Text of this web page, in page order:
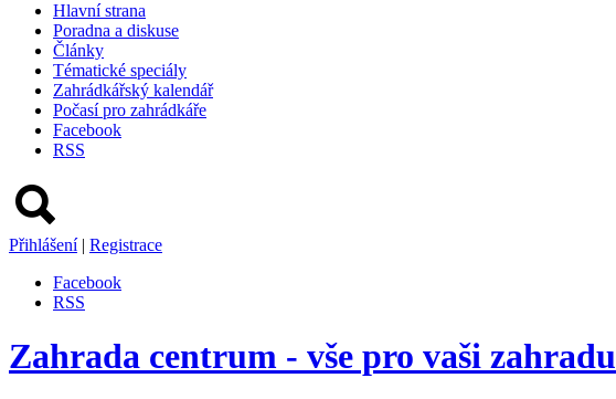
Hlavní strana
Poradna a diskuse
Články
Tématické speciály
Zahrádkářský kalendář
Počasí pro zahrádkáře
Facebook
RSS
Přihlášení | Registrace
Facebook
RSS
Zahrada centrum - vše pro vaši zahradu